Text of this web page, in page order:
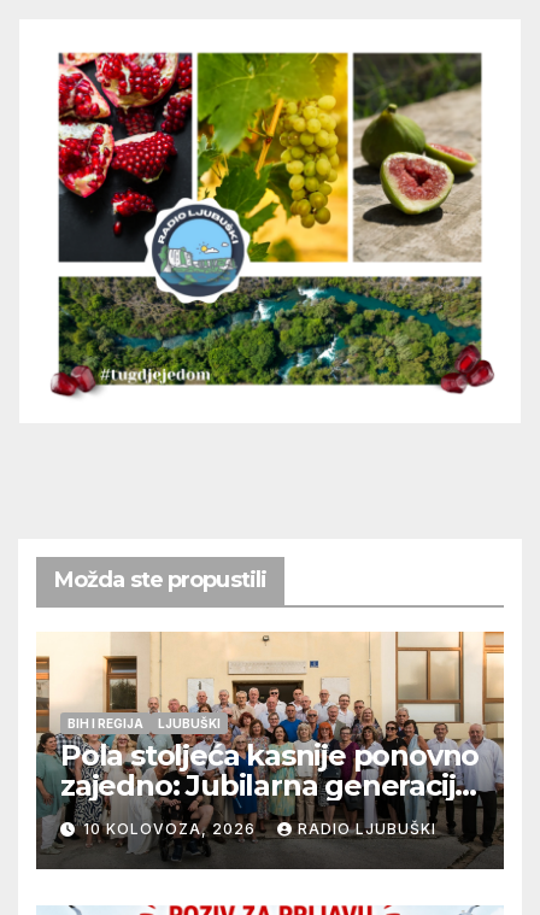
Možda ste propustili
BIH I REGIJA LJUBUŠKI
Pola stoljeća kasnije ponovno
zajedno: Jubilarna generacija
Gimnazije Ljubuški proslavila
50 godina mature
10 KOLOVOZA, 2026 RADIO LJUBUŠKI